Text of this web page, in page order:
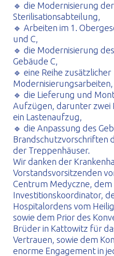
🔹 die Modernisierung
Sterilisationsabteilung,
🔹 Arbeiten im 1.
und C,
🔹 die Modernisierung
Gebäude C,
🔹 eine Reihe zusätzlicher
Modernisierungsarbeiten,
🔹 die Lieferung und
Aufzügen, darunter zwei
ein Lastenaufzug,
🔹 die Anpassung des
Brandschutzvorschriften
der Treppenhäuser.
Wir danken der
Vorstandsvorsitzenden
Centrum Medyczne, dem
Investitionskoordinator,
Hospitalordens vom
sowie dem Prior des
Brüder in Kattowitz für
Vertrauen, sowie dem
enorme Engagement in